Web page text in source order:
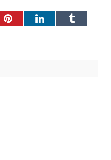
PinterestLinkedInTumblr